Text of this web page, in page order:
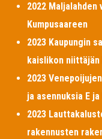
2022
Kumpusaareen
2023 Kaupungin
kaislikon
2023
ja asennuksia E
2023
rakennusten